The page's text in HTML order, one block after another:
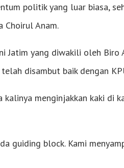
politik yang luar biasa,
Choirul Anam.
Jatim yang diwakili oleh Biro
disambut baik dengan
kalinya menginjakkan kaki di
guiding block. Kami